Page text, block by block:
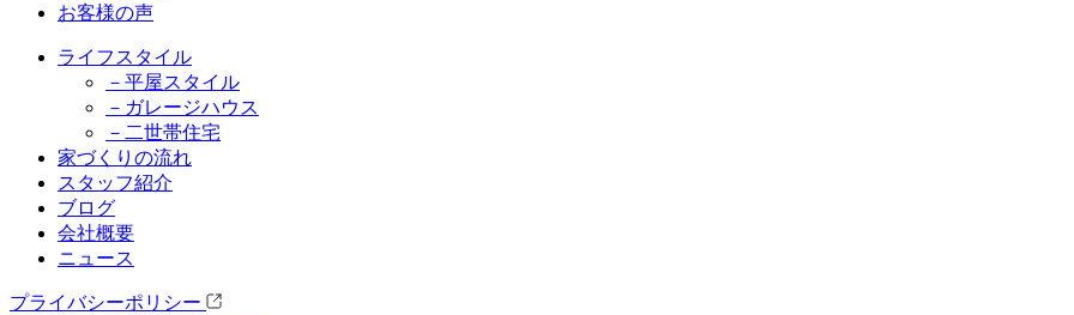
お客様の声
ライフスタイル
－平屋スタイル
－ガレージハウス
－二世帯住宅
家づくりの流れ
スタッフ紹介
ブログ
会社概要
ニュース
プライバシーポリシー